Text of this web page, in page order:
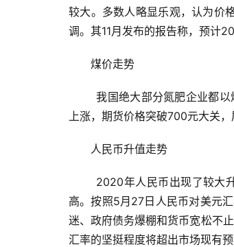
较大。 多数人略显乐观，认为价
调。 其11月发布的报告称，预计
煤价走势
我国绝大部分氮肥企业都以
上涨，期货价格突破700元大关，
人民币升值走势
2020年人民币出现了较大
高。按照5月27日人民币对美元
迷、政府债务爆棚和货币宽松不
汇率的坚挺程度将超出市场现有